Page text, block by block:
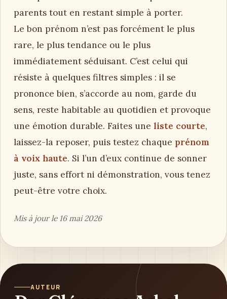
spectaculaire : il doit surtout sembler juste,
clair et durable.
Quel est le plus beau prénom de
garçon ?
Le plus beau prénom de garçon varie selon les
sensibilités. Certains aimeront la sobriété de
Louis, Paul ou Adam ; d’autres préféreront
Noé, Gabriel, Élio ou Sacha pour leur douceur.
Pour choisir, écoutez la musicalité, la
signification et l’équilibre avec le nom. Le plus
beau prénom est souvent celui qui touche les
parents tout en restant simple à porter.
rare, le plus tendance ou le plus
résiste à quelques filtres simples : il se
prononce bien, s’accorde au nom, garde du